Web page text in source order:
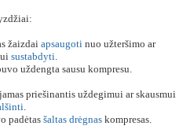
žaizdai apsaugoti nuo užteršimo ar
sustabdyti.
uždengta sausu kompresu.
priešinantis uždegimui ar skausmui
.
padėtas šaltas drėgnas kompresas.